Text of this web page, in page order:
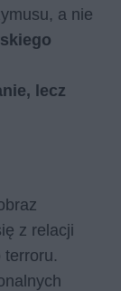
a nie
lecz
z relacji
terroru.